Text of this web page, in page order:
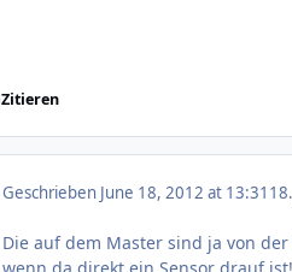
Zitieren
Geschrieben June 18, 2012 at 13:31
Die auf dem Master sind ja von